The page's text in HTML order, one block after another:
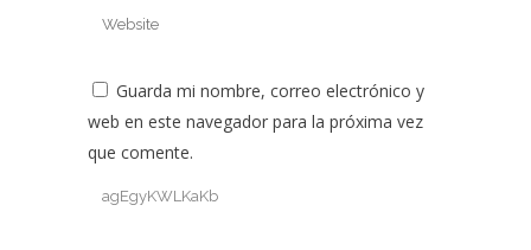
Guarda mi nombre, correo electrónico y
web en este navegador para la próxima vez
que comente.